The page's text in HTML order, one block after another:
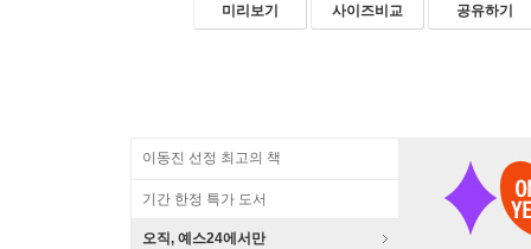
미리보기 사이즈비교 공유하기
이동진 선정 최고의 책
기간 한정 특가 도서
오직, 예스24에서만